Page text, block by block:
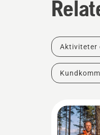
Aktiviteter